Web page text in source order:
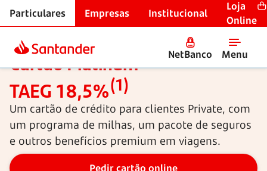
Particulares Empresas Institucional
Loja
Online
NetBanco Menu
Cartões de crédito
Cartão Platinum -
TAEG 18,5%(1)
Um cartão de crédito para clientes Private, com
um programa de milhas, um pacote de seguros
e outros benefícios premium em viagens.